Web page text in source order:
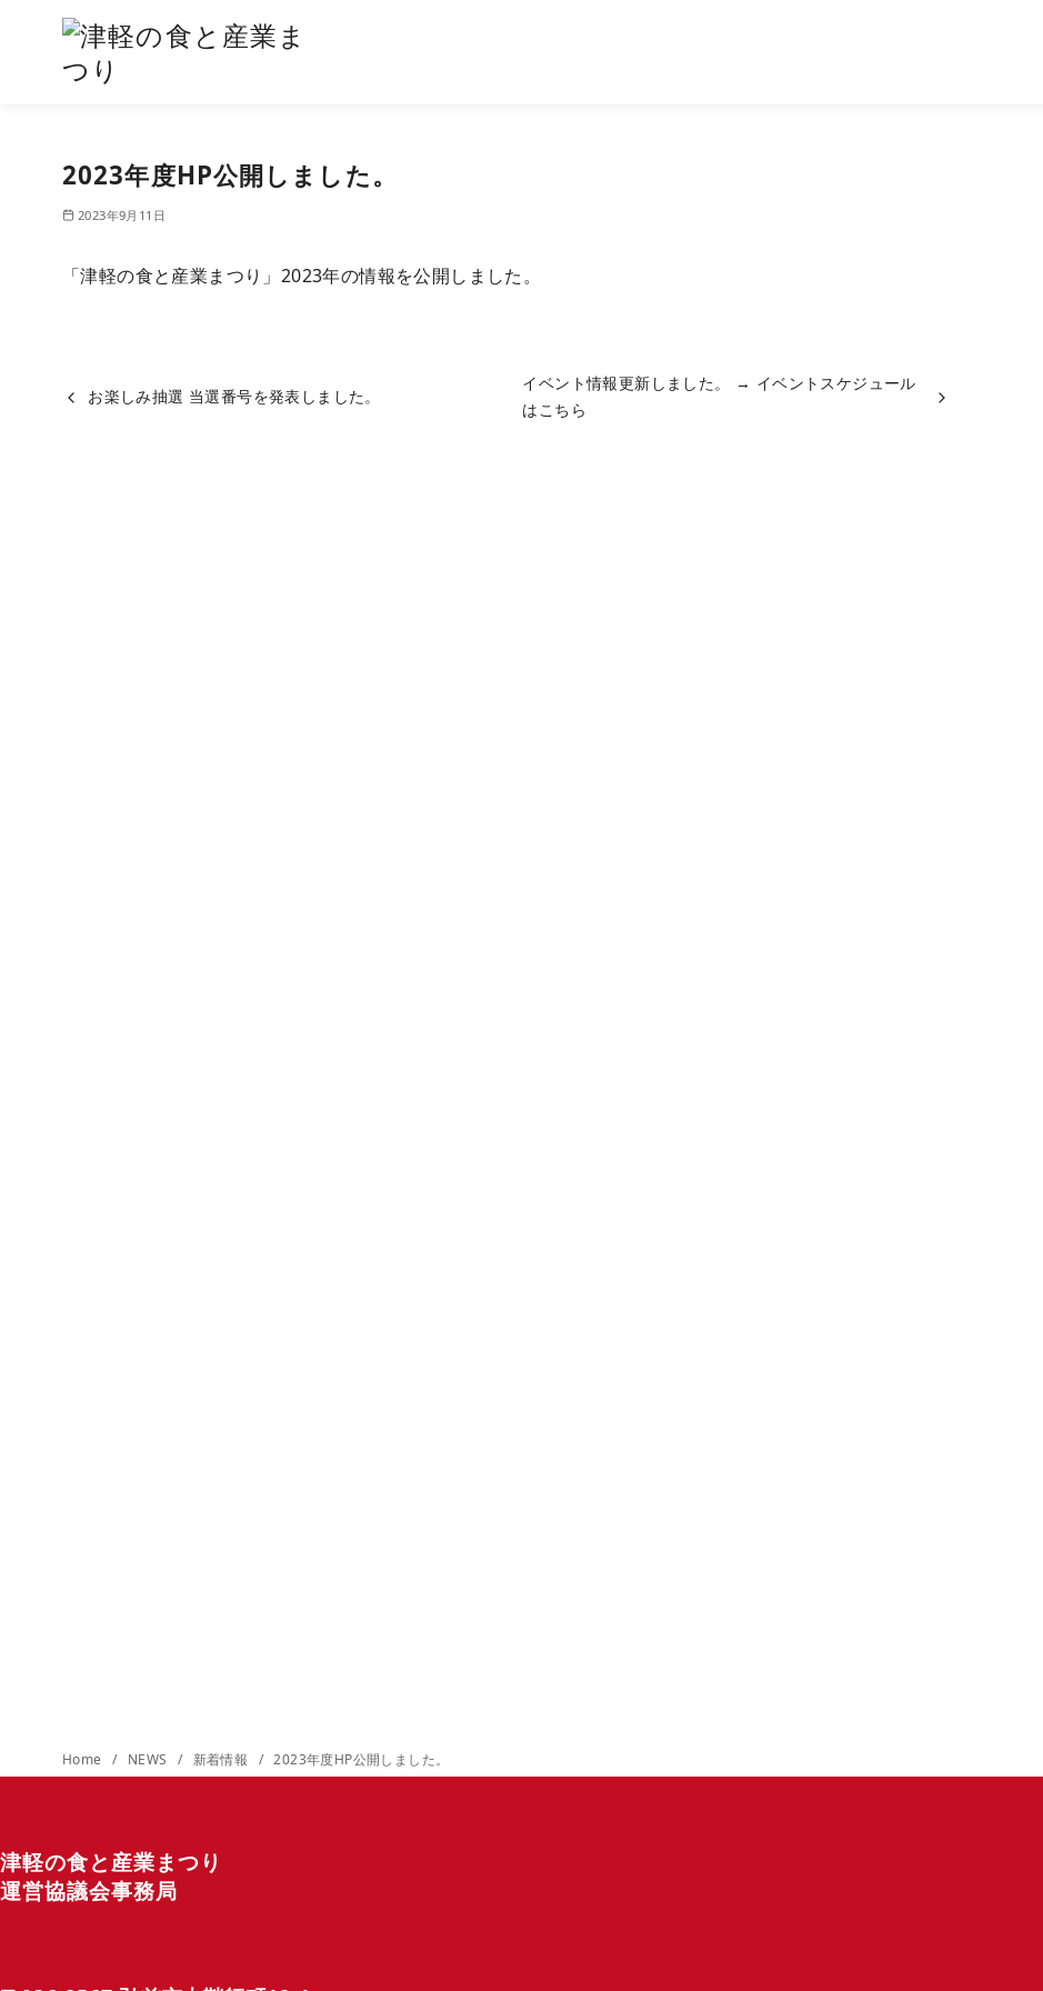
2023年度HP公開しました。
2023年9月11日
「津軽の食と産業まつり」2023年の情報を公開しました。
お楽しみ抽選 当選番号を発表しました。
イベント情報更新しました。
→ イベントスケジュール
はこちら
Home NEWS 新着情報 2023年度HP公開しました。
津軽の食と産業まつり
運営協議会事務局